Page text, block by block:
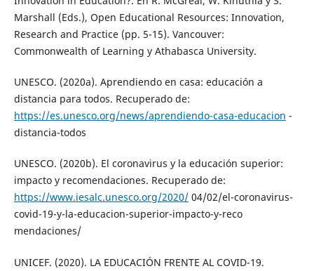
Marshall (Eds.), Open Educational Resources: Innovation,
Research and Practice (pp. 5-15). Vancouver:
Commonwealth of Learning y Athabasca University.
UNESCO. (2020a). Aprendiendo en casa: educación a
distancia para todos. Recuperado de:
https://es.unesco.org/news/aprendiendo-casa-educacion -
distancia-todos
UNESCO. (2020b). El coronavirus y la educación superior:
impacto y recomendaciones. Recuperado de:
https://www.iesalc.unesco.org/2020/04/02/el-coronavirus-
covid-19-y-la-educacion-superior-impacto-y-reco
mendaciones/
UNICEF. (2020). LA EDUCACIÓN FRENTE AL COVID-19.